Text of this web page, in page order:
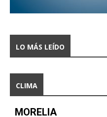
LO MÁS LEÍDO
CLIMA
MORELIA